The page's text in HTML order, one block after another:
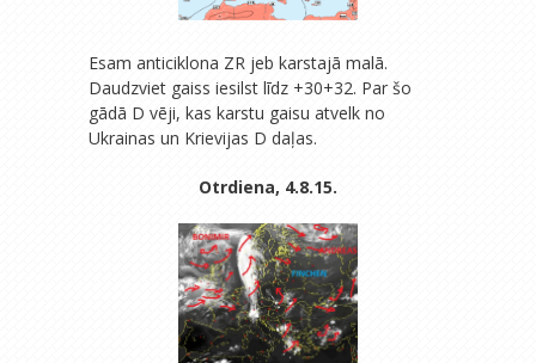
Esam anticiklona ZR jeb karstajā malā.
Daudzviet gaiss iesilst līdz +30+32. Par šo
gādā D vēji, kas karstu gaisu atvelk no
Ukrainas un Krievijas D daļas.
Otrdiena, 4.8.15.